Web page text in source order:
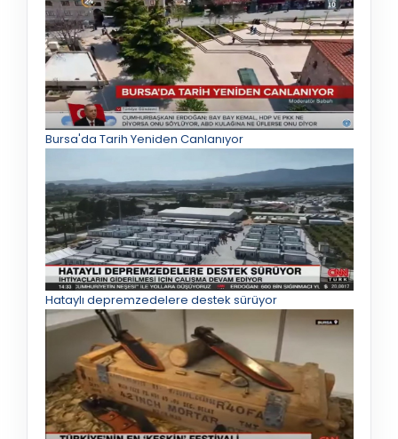
Bursa'da Tarih Yeniden Canlanıyor
Hataylı depremzedelere destek sürüyor